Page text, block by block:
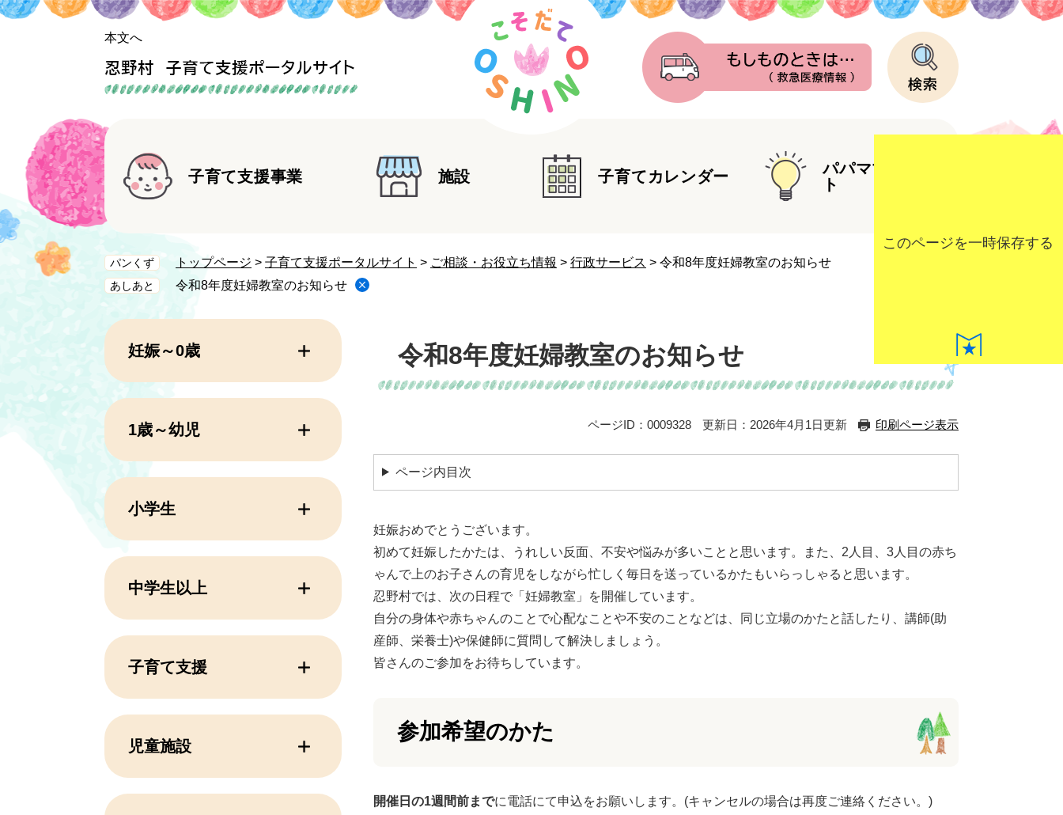
ペ
メ
へ
このページを一時保存する
検
索
本文へ
子育て支援事業 施設 子育てカレンダー
パパママヒン
ト
パンくず トップページ > 子育て支援ポータルサイト > ご相談・お役立ち情報 > 行政サービス > 令和8年度妊婦教室のお知らせ
令和8年度妊婦教室のお知らせ
令和8年度妊婦教室のお知らせ
ページID：0009328 更新日：2026年4月1日更新 印刷ページ表示
ページ内目次
妊娠おめでとうございます。
初めて妊娠したかたは、うれしい反面、不安や悩みが多いことと思います。また、2人目、3人目の赤ち
ゃんで上のお子さんの育児をしながら忙しく毎日を送っているかたもいらっしゃると思います。
忍野村では、次の日程で「妊婦教室」を開催しています。
自分の身体や赤ちゃんのことで心配なことや不安のことなどは、同じ立場のかたと話したり、講師(助
産師、栄養士)や保健師に質問して解決しましょう。
皆さんのご参加をお待ちしています。
参加希望のかた
開催日の1週間前までに電話にて申込をお願いします。(キャンセルの場合は再度ご連絡ください。)
妊娠～0歳
1歳～幼児
小学生
中学生以上
子育て支援
児童施設